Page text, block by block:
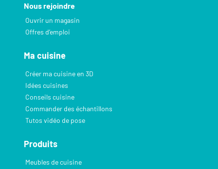
Nous rejoindre
Ouvrir un magasin
Offres d’emploi
Ma cuisine
Créer ma cuisine en 3D
Idées cuisines
Conseils cuisine
Commander des échantillons
Tutos vidéo de pose
Produits
Meubles de cuisine